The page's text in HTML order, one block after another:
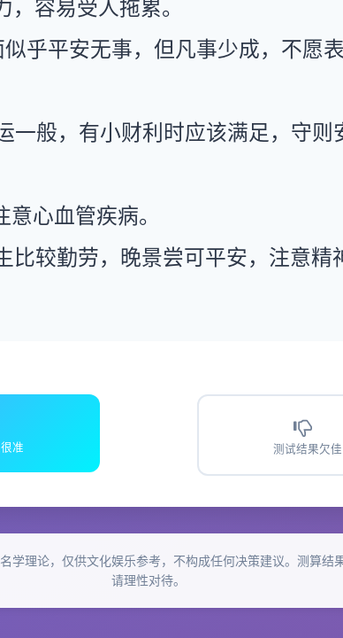
容易受人拖累。
乎平安无事，但凡事少成，不愿
一般，有小财利时应该满足，守则
心血管疾病。
比较勤劳，晚景尝可平安，注意精
准 测试结果欠佳
学理论，仅供文化娱乐参考，不构成任何决策建议。测算结
请理性对待。